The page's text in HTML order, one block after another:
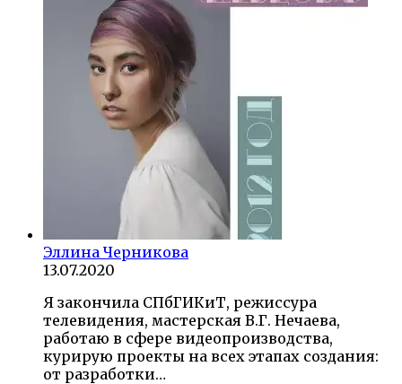
Эллина Черникова
13.07.2020
Я закончила СПбГИКиТ, режиссура
телевидения, мастерская В.Г. Нечаева,
работаю в сфере видеопроизводства,
курирую проекты на всех этапах создания:
от разработки…